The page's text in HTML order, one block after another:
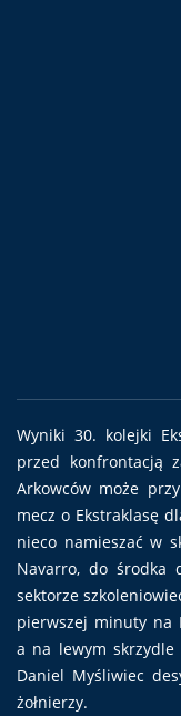
Wyniki 30. kolejki
przed konfrontacją
Arkowców może
mecz o Ekstraklasę
nieco namieszać w
Navarro, do środka
sektorze
pierwszej minuty na
a na lewym skrzydle
Daniel Myśliwiec
żołnierzy.